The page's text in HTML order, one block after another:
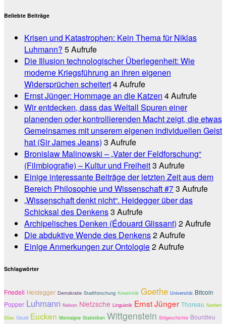
Beliebte Beiträge
Krisen und Katastrophen: Kein Thema für Niklas
Luhmann? 5 Aufrufe
Die Illusion technologischer Überlegenheit: Wie
moderne Kriegsführung an ihren eigenen
Widersprüchen scheitert4 Aufrufe
Ernst Jünger: Hommage an die Katzen 4 Aufrufe
Wir entdecken, dass das Weltall Spuren einer
planenden oder kontrollierenden Macht zeigt, die etwas
Gemeinsames mit unserem eigenen individuellen Geist
hat (Sir James Jeans) 3 Aufrufe
Bronislaw Malinowski – „Vater der Feldforschung“
(Filmbiografie) – Kultur und Freiheit3 Aufrufe
Einige interessante Beiträge der letzten Zeit aus dem
Bereich Philosophie und Wissenschaft #73 Aufrufe
„Wissenschaft denkt nicht“. Heidegger über das
Schicksal des Denkens3 Aufrufe
Archipelisches Denken (Édouard Glissant) 2 Aufrufe
Die abduktive Wende des Denkens2 Aufrufe
Einige Anmerkungen zur Ontologie2 Aufrufe
Schlagwörter
Friedell Heidegger Demokratie Stadtforschung Kreativität Goethe Universität Bitcoin
Popper Luhmann Nelson Nietzsche Linguistik Ernst Jünger Thoreau Norbert
Elias Gould Eucken Montaigne Statistiken Wittgenstein Stilgeschichte Bourdieu